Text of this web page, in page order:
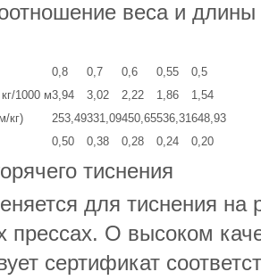
веса и длины
0,8 0,7 0,6 0,55
0,5
1000 м3,94 3,02 2,22 1,86
1,54
кг)
253,49331,09450,65536,31648,93
0,50 0,38 0,28 0,24 0,20
тиснения
для тиснения на
прессах. О высоком
сертификат